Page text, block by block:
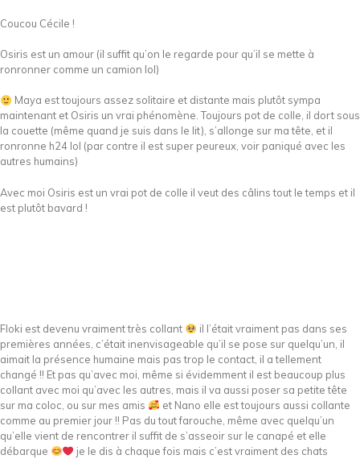
Coucou Cécile !
Osiris est un amour (il suffit qu’on le regarde pour qu’il se mette à
ronronner comme un camion lol)
Maya est toujours assez solitaire et distante mais plutôt sympa
maintenant et Osiris un vrai phénomène. Toujours pot de colle, il dort sous
la couette (même quand je suis dans le lit), s’allonge sur ma tête, et il
ronronne h24 lol (par contre il est super peureux, voir paniqué avec les
autres humains)
Avec moi Osiris est un vrai pot de colle il veut des câlins tout le temps et il
est plutôt bavard !
Floki est devenu vraiment très collant
il l’était vraiment pas dans ses
premières années, c’était inenvisageable qu’il se pose sur quelqu’un, il
aimait la présence humaine mais pas trop le contact, il a tellement
changé !! Et pas qu’avec moi, même si évidemment il est beaucoup plus
collant avec moi qu’avec les autres, mais il va aussi poser sa petite tête
sur ma coloc, ou sur mes amis
et Nano elle est toujours aussi collante
comme au premier jour !! Pas du tout farouche, même avec quelqu’un
qu’elle vient de rencontrer il suffit de s’asseoir sur le canapé et elle
débarque
je le dis à chaque fois mais c’est vraiment des chats